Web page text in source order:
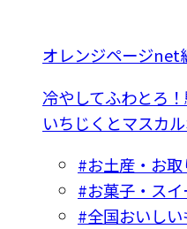
オレンジページnet
冷やしてふわとろ
いちじくとマスカル
#お土産・お取
#お菓子・スイ
#全国おいし